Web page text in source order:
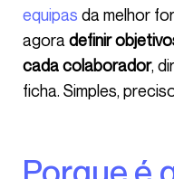
equipas da melhor
agora definir
cada colaborador,
ficha. Simples,